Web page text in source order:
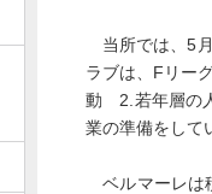
当所では、5
ラブは、Fリー
動 2.若年層の
業の準備をして
ベルマーレは